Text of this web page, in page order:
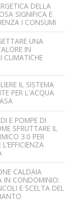
DELLA
SIGNIFICA E
I CONSUMI
UNA
IN
CLIMATICHE
IL SISTEMA
PER L'ACQUA
E POMPE DI
SFRUTTARE IL
3.0 PER
CALDAIA
IN CONDOMINIO:
E SCELTA DEL